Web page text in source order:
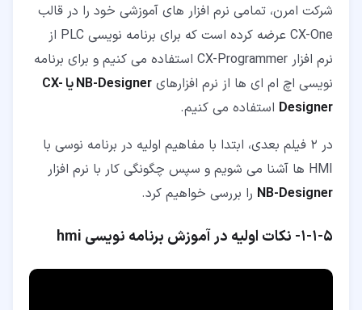
شرکت امرن، تمامی نرم افزار های آموزشی خود را در قالب
CX-One عرضه کرده است که برای برنامه نویسی PLC از
نرم افزار CX-Programmer استفاده می کنیم و برای برنامه
نویسی اچ ام ای ها از نرم افزارهای
NB-Designer یا CX-
Designer استفاده می کنیم.
در 2 فیلم بعدی، ابتدا با مفاهیم اولیه در برنامه نوسی با
HMI ها آشنا می شویم و سپس چگونگی کار با نرم افزار
NB-Designer را بررسی خواهیم کرد.
۵‏-‏۱‏-‏۱‏- نکات اولیه در آموزش برنامه نویسی hmi